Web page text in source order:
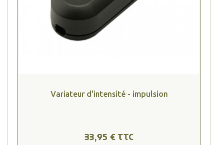
Variateur d'intensité - impulsion
33,95 € TTC